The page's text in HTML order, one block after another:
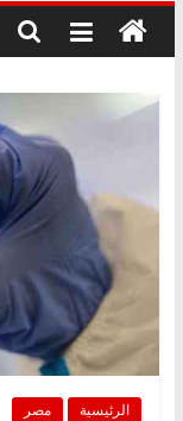
وتبقى
هي
الرئيسية مصر